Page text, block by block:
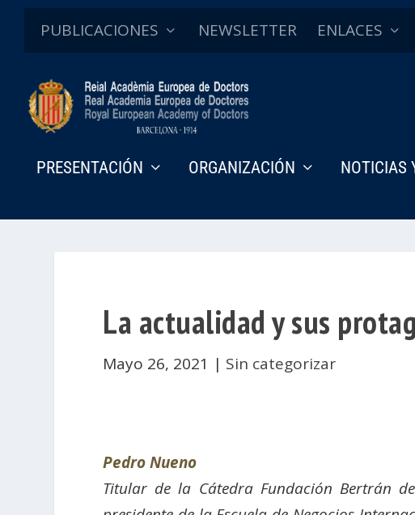
PUBLICACIONES NEWSLETTER ENLACES
PRESENTACIÓN ORGANIZACIÓN NOTICIAS
La actualidad y sus
Mayo 26, 2021 | Sin categorizar
Pedro Nueno
Titular de la Cátedra Fundación Bertrán